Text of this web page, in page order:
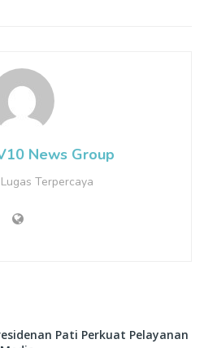
News Group
Terpercaya
Pati Perkuat Pelayanan